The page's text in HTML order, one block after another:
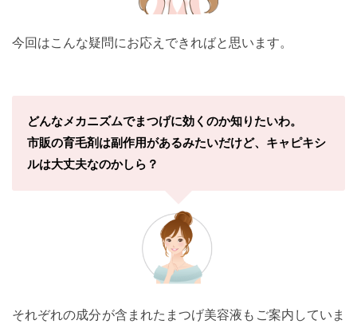
今回はこんな疑問にお応えできればと思います。
どんなメカニズムでまつげに効くのか知りたいわ。
市販の育毛剤は副作用があるみたいだけど、キャピキシ
ルは大丈夫なのかしら？
それぞれの成分が含まれたまつげ美容液もご案内していま